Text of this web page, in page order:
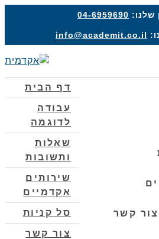
04-6959690
קשר
דף הבית
עבודה
לדוגמה
שאלות
ותשובות
שירותים
אקדמיים
סל קניות
צור קשר